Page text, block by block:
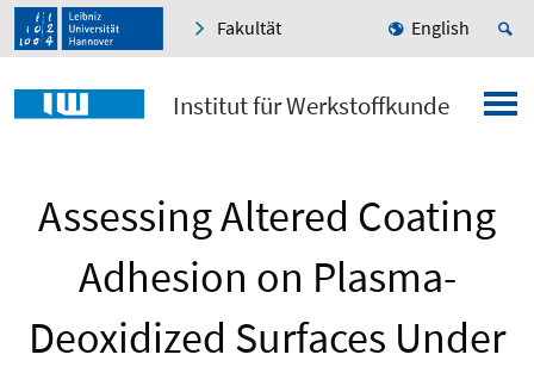
Fakultät English
Institut für Werkstoffkunde
Assessing Altered Coating
Adhesion on Plasma-
Deoxidized Surfaces Under